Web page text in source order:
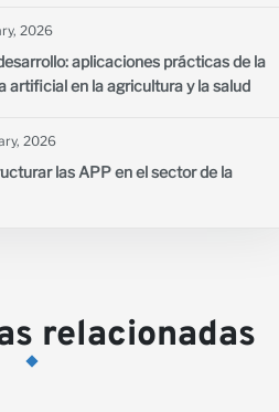
2026
aplicaciones prácticas de la
artificial en la agricultura y la salud
2026
las APP en el sector de la
relacionadas